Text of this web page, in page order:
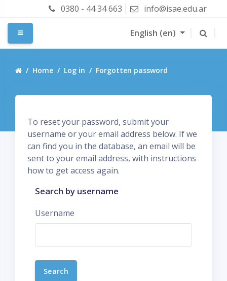
Skip to main content0380 - 44 34 663 info@isae.edu.ar
English ‎(en)‎
Home Log in Forgotten password
To reset your password, submit your
username or your email address below. If we
can find you in the database, an email will be
sent to your email address, with instructions
how to get access again.
Search by username
Username